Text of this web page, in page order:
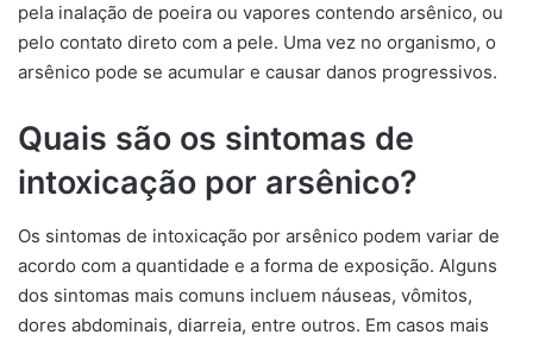
pela inalação de poeira ou vapores contendo arsênico, ou
pelo contato direto com a pele. Uma vez no organismo, o
arsênico pode se acumular e causar danos progressivos.
Quais são os sintomas de
intoxicação por arsênico?
Os sintomas de intoxicação por arsênico podem variar de
acordo com a quantidade e a forma de exposição. Alguns
dos sintomas mais comuns incluem náuseas, vômitos,
dores abdominais, diarreia, entre outros. Em casos mais